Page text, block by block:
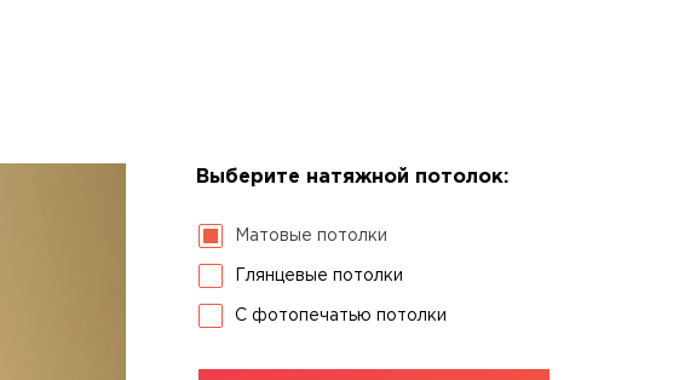
Выберите натяжной потолок:
Матовые потолки
Глянцевые потолки
С фотопечатью потолки